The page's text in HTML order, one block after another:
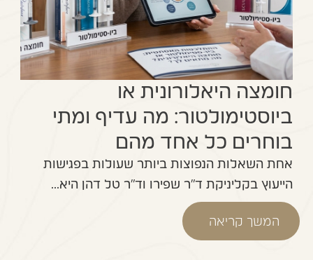
חומצה היאלורונית או
ביוסטימולטור: מה עדיף ומתי
בוחרים כל אחד מהם
אחת השאלות הנפוצות ביותר שעולות בפגישות
הייעוץ בקליניקת ד"ר שפירו וד"ר טל דהן היא...
המשך קריאה